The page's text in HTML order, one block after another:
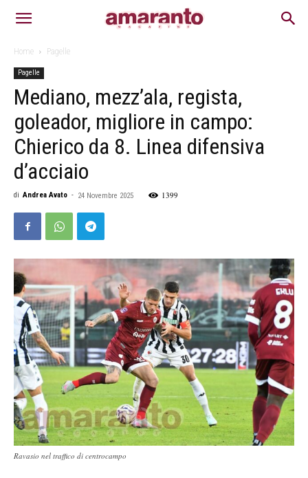
Home Pagelle
Pagelle
Mediano, mezz’ala, regista,
goleador, migliore in campo:
Chierico da 8. Linea difensiva
d’acciaio
di Andrea Avato - 24 Novembre 2025 1399
Ravasio nel traffico di centrocampo